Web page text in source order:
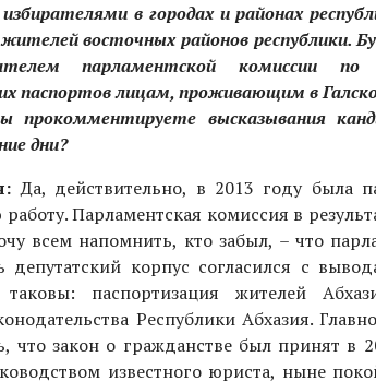
в городах и районах
восточных районов республики.
парламентской комиссии по
паспортов лицам, проживающим в
прокомментируете высказывания
дни?
Да, действительно, в 2013 году была
Парламентская комиссия в
всем напомнить, кто забыл, – что
депутатский корпус согласился с
паспортизация жителей
Республики Абхазия.
что закон о гражданстве был принят в
известного юриста, ныне